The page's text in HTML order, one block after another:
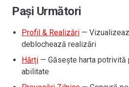
Pași Următori
Profil & Realizări —
deblochează realizări
Hărți — Găsește harta potrivită
abilitate